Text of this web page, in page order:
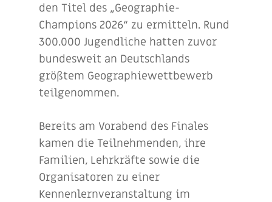
den Titel des „Geographie-
Champions 2026“ zu ermitteln. Rund
300.000 Jugendliche hatten zuvor
bundesweit an Deutschlands
größtem Geographiewettbewerb
teilgenommen.
Bereits am Vorabend des Finales
kamen die Teilnehmenden, ihre
Familien, Lehrkräfte sowie die
Organisatoren zu einer
Kennenlernveranstaltung im